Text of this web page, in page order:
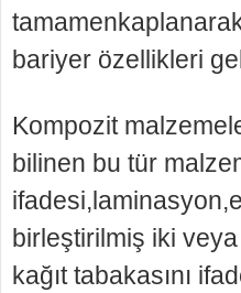
bariyer özellikleri
Kompozit
bilinen bu tür
birleştirilmiş iki
kağıt tabakasını